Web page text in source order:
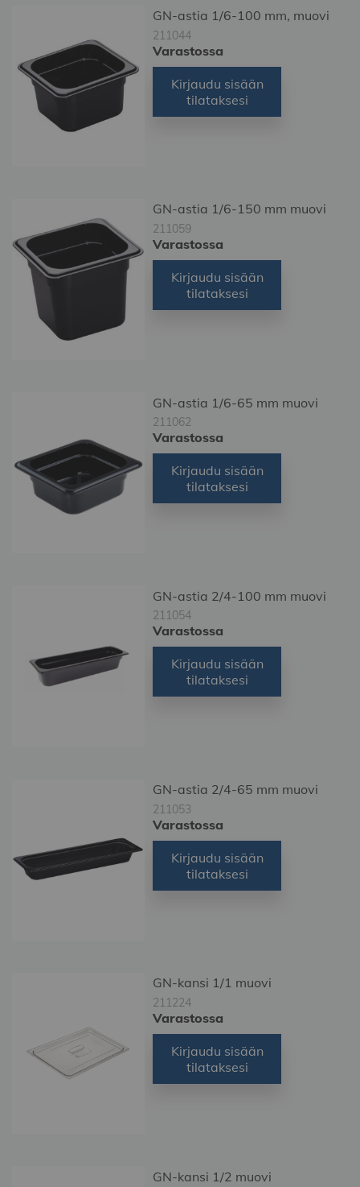
GN-astia 1/6-100 mm, muovi
211044
Varastossa
Kirjaudu sisään
tilataksesi
GN-astia 1/6-150 mm muovi
211059
Varastossa
Kirjaudu sisään
tilataksesi
GN-astia 1/6-65 mm muovi
211062
Varastossa
Kirjaudu sisään
tilataksesi
GN-astia 2/4-100 mm muovi
211054
Varastossa
Kirjaudu sisään
tilataksesi
GN-astia 2/4-65 mm muovi
211053
Varastossa
Kirjaudu sisään
tilataksesi
GN-kansi 1/1 muovi
211224
Varastossa
Kirjaudu sisään
tilataksesi
GN-kansi 1/2 muovi